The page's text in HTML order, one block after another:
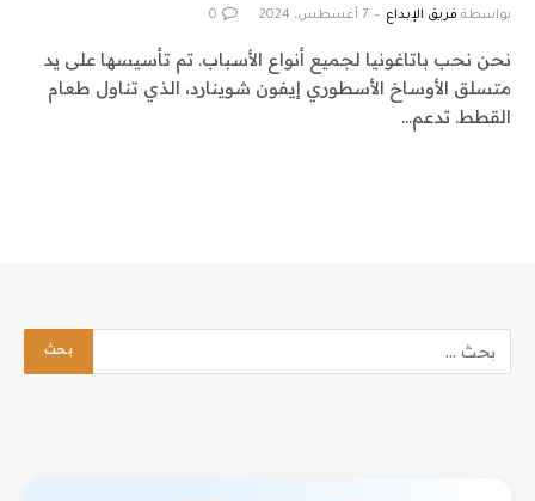
بواسطة فريق الإبداع 7 أغسطس، 2024 0
نحن نحب باتاغونيا لجميع أنواع الأسباب. تم تأسيسها على يد
متسلق الأوساخ الأسطوري إيفون شوينارد، الذي تناول طعام
القطط. تدعم…